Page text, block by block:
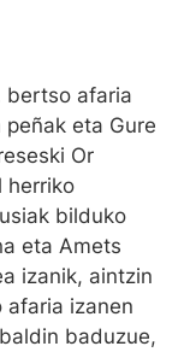
bertso afaria
eta Gure
Or
herriko
bilduko
eta Amets
izanik, aintzin
izanen
baduzue,